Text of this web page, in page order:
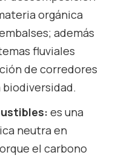
orgánica
además
fluviales
de corredores
es una
neutra en
el carbono